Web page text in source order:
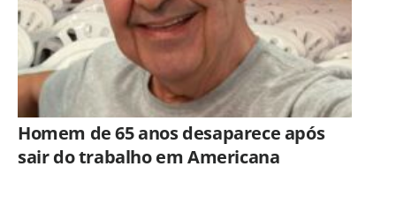
Homem de 65 anos desaparece após
sair do trabalho em Americana